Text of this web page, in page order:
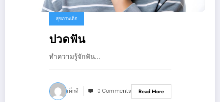
สุขภาพเด็ก
ปวดฟัน
ทำความรู้จักฟัน…
เด็กดี 0 Comments Read More